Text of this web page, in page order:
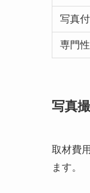
写真
専門
写真
取材費
ます。